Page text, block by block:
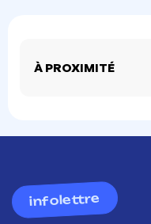
À PROXIMITÉ
infolettre